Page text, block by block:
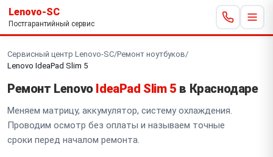
Lenovo-SC
Постгарантийный сервис
Сервисный центр Lenovo-SC/Ремонт ноутбуков/
Lenovo IdeaPad Slim 5
Ремонт Lenovo IdeaPad Slim 5 в Краснодаре
Меняем матрицу, аккумулятор, систему охлаждения.
Проводим осмотр без оплаты и называем точные
сроки перед началом ремонта.